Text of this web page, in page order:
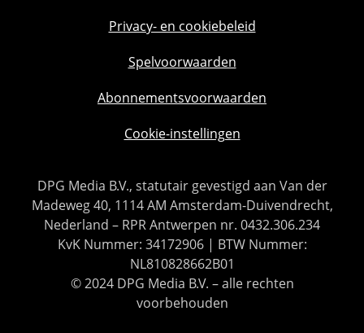
Privacy- en cookiebeleid
Spelvoorwaarden
Abonnementsvoorwaarden
Cookie-instellingen
DPG Media B.V., statutair gevestigd aan Van der
Madeweg 40, 1114 AM Amsterdam-Duivendrecht,
Nederland – RPR Antwerpen nr. 0432.306.234
KvK Nummer: 34172906 | BTW Nummer:
NL810828662B01
© 2024 DPG Media B.V. – alle rechten
voorbehouden